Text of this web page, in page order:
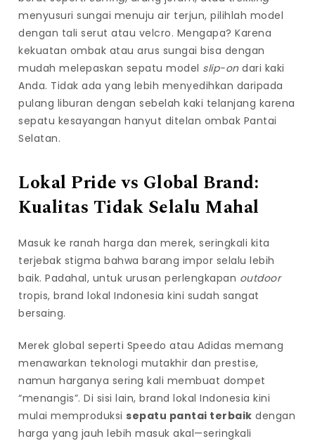
menyusuri sungai menuju air terjun, pilihlah model
dengan tali serut atau velcro. Mengapa? Karena
kekuatan ombak atau arus sungai bisa dengan
mudah melepaskan sepatu model slip-ondari kaki
Anda. Tidak ada yang lebih menyedihkan daripada
pulang liburan dengan sebelah kaki telanjang karena
sepatu kesayangan hanyut ditelan ombak Pantai
Selatan.
Lokal Pride vs Global Brand:
Kualitas Tidak Selalu Mahal
Masuk ke ranah harga dan merek, seringkali kita
terjebak stigma bahwa barang impor selalu lebih
baik. Padahal, untuk urusan perlengkapan outdoor
tropis, brand lokal Indonesia kini sudah sangat
bersaing.
Merek global seperti Speedo atau Adidas memang
menawarkan teknologi mutakhir dan prestise,
namun harganya sering kali membuat dompet
“menangis”. Di sisi lain, brand lokal Indonesia kini
mulai memproduksisepatu pantai terbaik dengan
harga yang jauh lebih masuk akal—seringkali